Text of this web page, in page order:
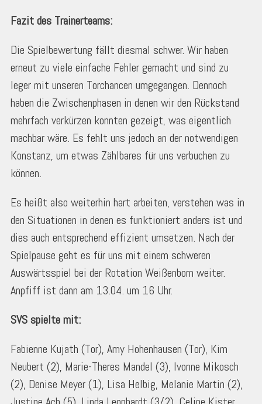
Fazit des Trainerteams:
Die Spielbewertung fällt diesmal schwer. Wir haben
erneut zu viele einfache Fehler gemacht und sind zu
leger mit unseren Torchancen umgegangen. Dennoch
haben die Zwischenphasen in denen wir den Rückstand
mehrfach verkürzen konnten gezeigt, was eigentlich
machbar wäre. Es fehlt uns jedoch an der notwendigen
Konstanz, um etwas Zählbares für uns verbuchen zu
können.
Es heißt also weiterhin hart arbeiten, verstehen was in
den Situationen in denen es funktioniert anders ist und
dies auch entsprechend effizient umsetzen. Nach der
Spielpause geht es für uns mit einem schweren
Auswärtsspiel bei der Rotation Weißenborn weiter.
Anpfiff ist dann am 13.04. um 16 Uhr.
SVS spielte mit:
Fabienne Kujath (Tor), Amy Hohenhausen (Tor), Kim
Neubert (2), Marie-Theres Mandel (3), Ivonne Mikosch
(2), Denise Meyer (1), Lisa Helbig, Melanie Martin (2),